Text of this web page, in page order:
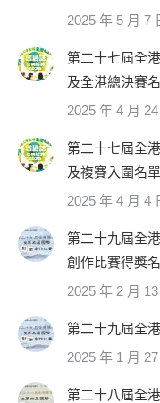
2025 年 5 月 7
第二十七屆全
及全港總決賽
2025 年 4 月 24
第二十七屆全
及複賽入圍名單
2025 年 4 月 4
第二十九屆全
創作比賽得獎
2025 年 2 月 13
第二十九屆全
2025 年 1 月 27
第二十八屆全